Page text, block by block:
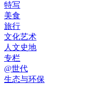
特写
美食
旅行
文化艺术
人文史地
专栏
@世代
生态与环保